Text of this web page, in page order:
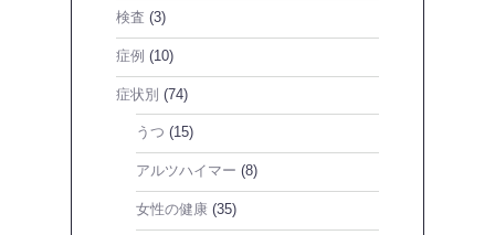
検査 (3)
症例 (10)
症状別 (74)
うつ (15)
アルツハイマー (8)
女性の健康 (35)